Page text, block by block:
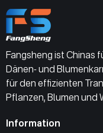
Fangsheng ist Chinas
Dänen- und
für den effizienten
Pflanzen, Blumen und
Information